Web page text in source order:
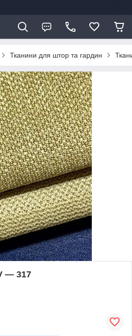
Тканини для штор та гардин
— 317